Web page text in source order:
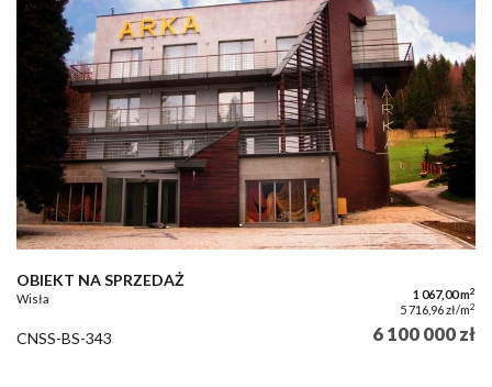
OBIEKT NA SPRZEDAŻ
Wisła 1 067,00 m2
5 716,96 zł/m2
CNSS-BS-343 6 100 000 zł